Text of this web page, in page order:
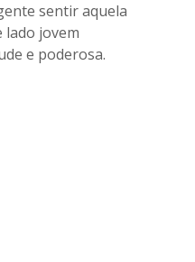
sentir aquela
lado jovem
e poderosa.